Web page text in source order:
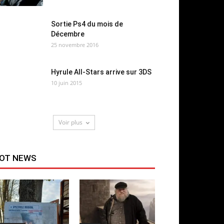
Sortie Ps4 du mois de
Décembre
25 novembre 2016
Hyrule All-Stars arrive sur 3DS
10 juin 2015
Voir plus
NEWS